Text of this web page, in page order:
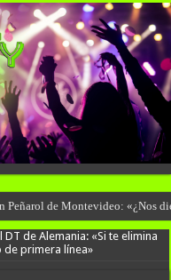
Peñarol de Montevideo: «¿Nos
de Alemania: «Si te elimina
de primera línea»